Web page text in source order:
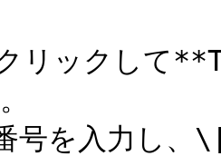
リックして
号を入力し